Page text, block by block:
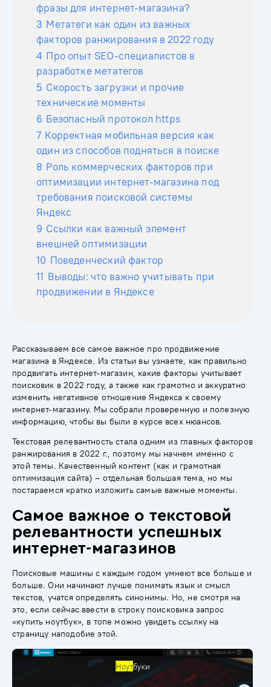
фразы для интернет-магазина?
3 Метатеги как один из важных
факторов ранжирования в 2022 году
4 Про опыт SEO-специалистов в
разработке метатегов
5 Скорость загрузки и прочие
технические моменты
6 Безопасный протокол https
7 Корректная мобильная версия как
один из способов подняться в поиске
8 Роль коммерческих факторов при
оптимизации интернет-магазина под
требования поисковой системы
Яндекс
9 Ссылки как важный элемент
внешней оптимизации
10 Поведенческий фактор
11 Выводы: что важно учитывать при
продвижении в Яндексе
Рассказываем все самое важное про продвижение
магазина в Яндексе. Из статьи вы узнаете, как правильно
продвигать интернет-магазин, какие факторы учитывает
поисковик в 2022 году, а также как грамотно и аккуратно
изменить негативное отношение Яндекса к своему
интернет-магазину. Мы собрали проверенную и полезную
информацию, чтобы вы были в курсе всех нюансов.
Текстовая релевантность стала одним из главных факторов
ранжирования в 2022 г., поэтому мы начнем именно с
этой темы. Качественный контент (как и грамотная
оптимизация сайта) – отдельная большая тема, но мы
постараемся кратко изложить самые важные моменты.
Самое важное о текстовой
релевантности успешных
интернет-магазинов
Поисковые машины с каждым годом умнеют все больше и
больше. Они начинают лучше понимать язык и смысл
текстов, учатся определять синонимы. Но, не смотря на
это, если сейчас ввести в строку поисковика запрос
«купить ноутбук», в топе можно увидеть ссылку на
страницу наподобие этой.